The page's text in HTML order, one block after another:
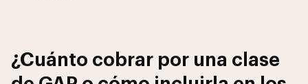
¿Cuánto cobrar por una clase